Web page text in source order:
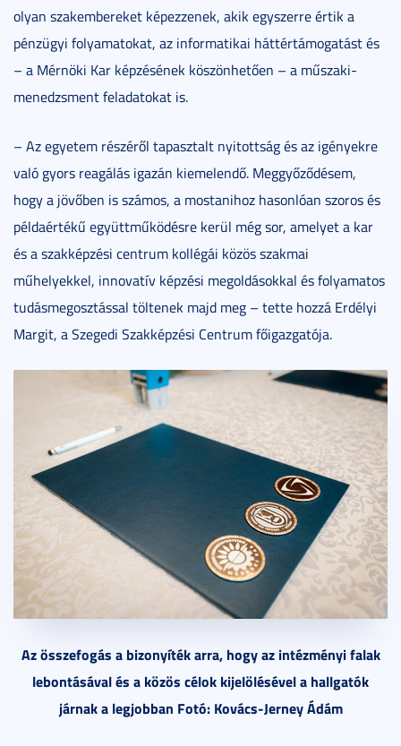
olyan szakembereket képezzenek, akik egyszerre értik a
pénzügyi folyamatokat, az informatikai háttértámogatást és
– a Mérnöki Kar képzésének köszönhetően – a műszaki-
menedzsment feladatokat is.
– Az egyetem részéről tapasztalt nyitottság és az igényekre
való gyors reagálás igazán kiemelendő. Meggyőződésem,
hogy a jövőben is számos, a mostanihoz hasonlóan szoros és
példaértékű együttműködésre kerül még sor, amelyet a kar
és a szakképzési centrum kollégái közös szakmai
műhelyekkel, innovatív képzési megoldásokkal és folyamatos
tudásmegosztással töltenek majd meg – tette hozzá Erdélyi
Margit, a Szegedi Szakképzési Centrum főigazgatója.
Az összefogás a bizonyíték arra, hogy az intézményi falak
lebontásával és a közös célok kijelölésével a hallgatók
járnak a legjobban Fotó: Kovács-Jerney Ádám